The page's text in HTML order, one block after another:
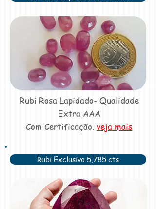
Rubi Rosa Lapidado- Qualidade
Extra AAA
Com Certificação. veja mais
Rubi Exclusivo 5.785 cts